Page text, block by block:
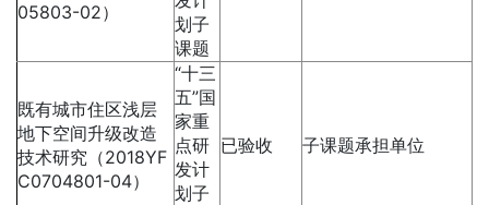
05803-02）
划子
课题
既有城市住区浅层
地下空间升级改造
技术研究（2018YF
C0704801-04）
“十三
五”国
家重
点研
发计
划子
已验收 子课题承担单位